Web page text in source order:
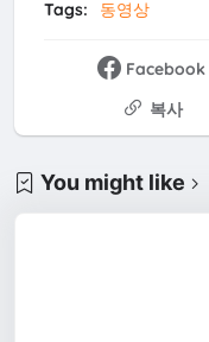
Tags: 동영상
Facebook
복사
You might like